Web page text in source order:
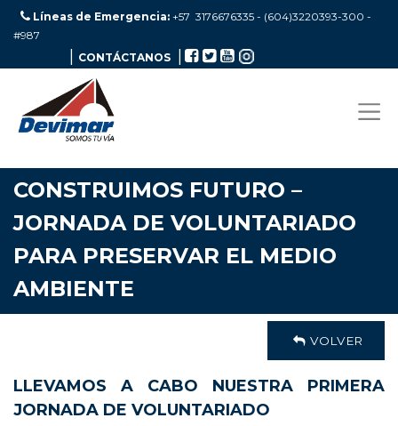
Líneas de Emergencia: +57 3176676335 - (604)3220393-300 -
#987
CONTÁCTANOS
CONSTRUIMOS FUTURO –
JORNADA DE VOLUNTARIADO
PARA PRESERVAR EL MEDIO
AMBIENTE
VOLVER
LLEVAMOS A CABO NUESTRA PRIMERA
JORNADA DE VOLUNTARIADO